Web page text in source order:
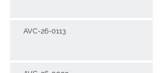
AVC-26-0113